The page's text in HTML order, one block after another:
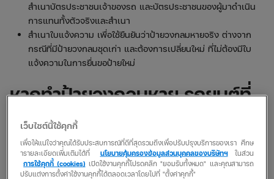
สำเนาบัตรประชาชนเจ้าของรถ และบัตรประชาชนของผู้มาดำเนิน
การแทนทั้งตัวจริงและสำเนา
สำเนาใบแจ้งความ เพื่อใช้ยืนยันว่าป้ายวงกลมหายจริง ต่างจาก
กรณีที่มีป้ายวงกลมชุดเก่า และต้องการเปลี่ยนใหม่ ที่ไม่ต้องมีใบ
แจ้งความในการยื่นขอป้ายใหม่
หากทำป้ายวงกลมหาย รถยนต์ที่
ขับจะผิดกฎหมายไหม
เว็บไซต์นี้ใช้คุกกี้
เพื่อให้แน่ใจว่าคุณได้รับประสบการณ์ที่ดีที่สุดรวมถึงเพื่อปรับปรุงบริการของเรา ศึกษ
ารายละเอียดเพิ่มเติมได้ที่
นโยบายคุ้มครองข้อมูลส่วนบุคคลของบริษัทฯในส่วน
การใช้คุกกี้ (cookies) เปิดใช้งานคุกกี้โปรดคลิก "ยอมรับทั้งหมด" และคุณสามารถ
ปรับแต่งการตั้งค่าใช้งานคุกกี้ได้ตลอดเวลาโดยไปที่ "ตั้งค่าคุกกี้"